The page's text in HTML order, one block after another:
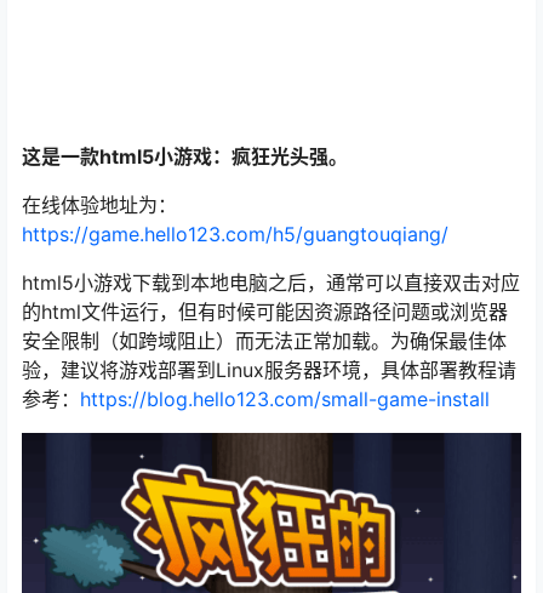
这是一款html5小游戏：疯狂光头强。
在线体验地址为：
https://game.hello123.com/h5/guangtouqiang/
html5小游戏下载到本地电脑之后，通常可以直接双击对应
的html文件运行，但有时候可能因资源路径问题或浏览器
安全限制（如跨域阻止）而无法正常加载。为确保最佳体
验，建议将游戏部署到Linux服务器环境，具体部署教程请
参考： https://blog.hello123.com/small-game-install